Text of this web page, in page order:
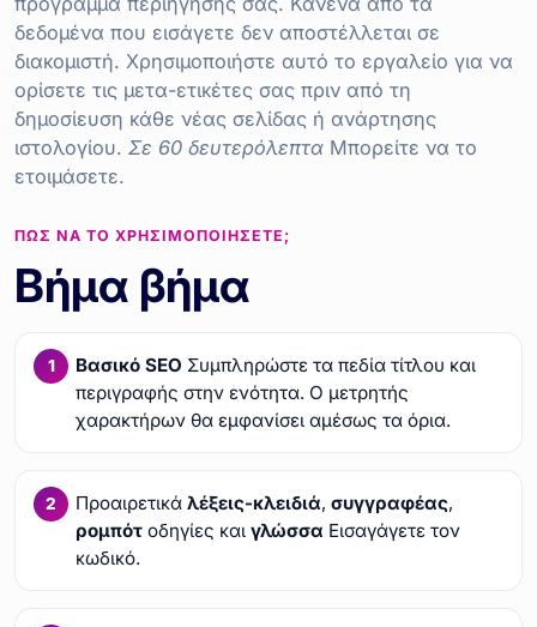
δεδομένα που εισάγετε δεν αποστέλλεται σε
διακομιστή. Χρησιμοποιήστε αυτό το εργαλείο για να
ορίσετε τις μετα-ετικέτες σας πριν από τη
δημοσίευση κάθε νέας σελίδας ή ανάρτησης
ιστολογίου. Σε 60 δευτερόλεπτα Μπορείτε να το
ετοιμάσετε.
ΠΏΣ ΝΑ ΤΟ ΧΡΗΣΙΜΟΠΟΙΉΣΕΤΕ;
Βήμα βήμα
Βασικό SEO Συμπληρώστε τα πεδία τίτλου και
περιγραφής στην ενότητα. Ο μετρητής
χαρακτήρων θα εμφανίσει αμέσως τα όρια.
Προαιρετικά λέξεις-κλειδιά, συγγραφέας,
ρομπότοδηγίες και γλώσσα Εισαγάγετε τον
κωδικό.